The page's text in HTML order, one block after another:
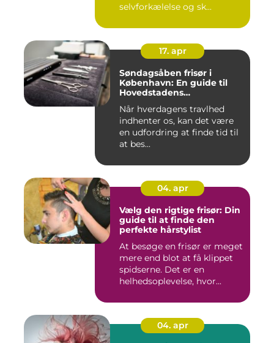
selvforkælelse og sk...
17. apr
Søndagsåben frisør i
København: En guide til
Hovedstadens
Når hverdagens travlhed
indhenter os, kan det være
en udfordring at finde tid til
at bes...
04. apr
Vælg den rigtige frisør: Din
guide til at finde den
perfekte hårstylist
At besøge en frisør er meget
mere end blot at få klippet
spidserne. Det er en
helhedsoplevelse, hvor...
04. apr